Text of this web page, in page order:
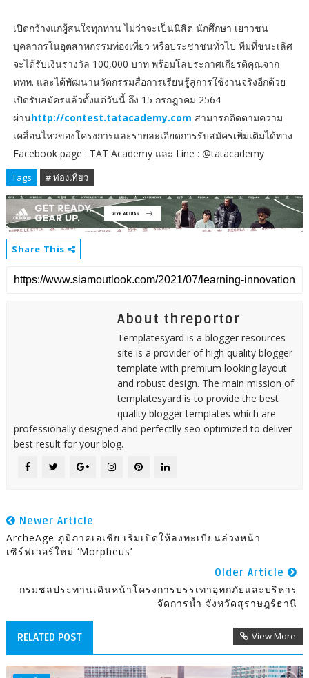
เปิดกว้างแก่ผู้สนใจทุกท่าน ไม่ว่าจะเป็นนิสิต นักศึกษา เยาวชน
บุคลากรในอุตสาหกรรมท่องเที่ยว หรือประชาชนทั่วไป ทีมที่ชนะเลิศ
จะได้รับเงินรางวัล 100,000 บาท พร้อมโล่ประกาศเกียรติคุณจาก
ททท. และได้พัฒนานวัตกรรมสื่อการเรียนรู้สู่การใช้งานจริงอีกด้วย
เปิดรับสมัครแล้วตั้งแต่วันนี้ ถึง 15 กรกฎาคม 2564
ผ่านhttp://contest.tatacademy.com สามารถติดตามความ
เคลื่อนไหวของโครงการและรายละเอียดการรับสมัครเพิ่มเติมได้ทาง
Facebook page : TAT Academy และ Line : @tatacademy
Tags # ท่องเที่ยว
Share This
About threportor
Templatesyard is a blogger resources
site is a provider of high quality blogger
template with premium looking layout
and robust design. The main mission of
templatesyard is to provide the best
quality blogger templates which are
professionally designed and perfectlly seo optimized to deliver
best result for your blog.
Newer Article
ArcheAge ภูมิภาคเอเชีย เริ่มเปิดให้ลงทะเบียนล่วงหน้า
เซิร์ฟเวอร์ใหม่ ‘Morpheus’
Older Article
กรมชลประทานเดินหน้าโครงการบรรเทาอุทกภัยและบริหาร
จัดการน้ำ จังหวัดสุราษฎร์ธานี
RELATED POST View More